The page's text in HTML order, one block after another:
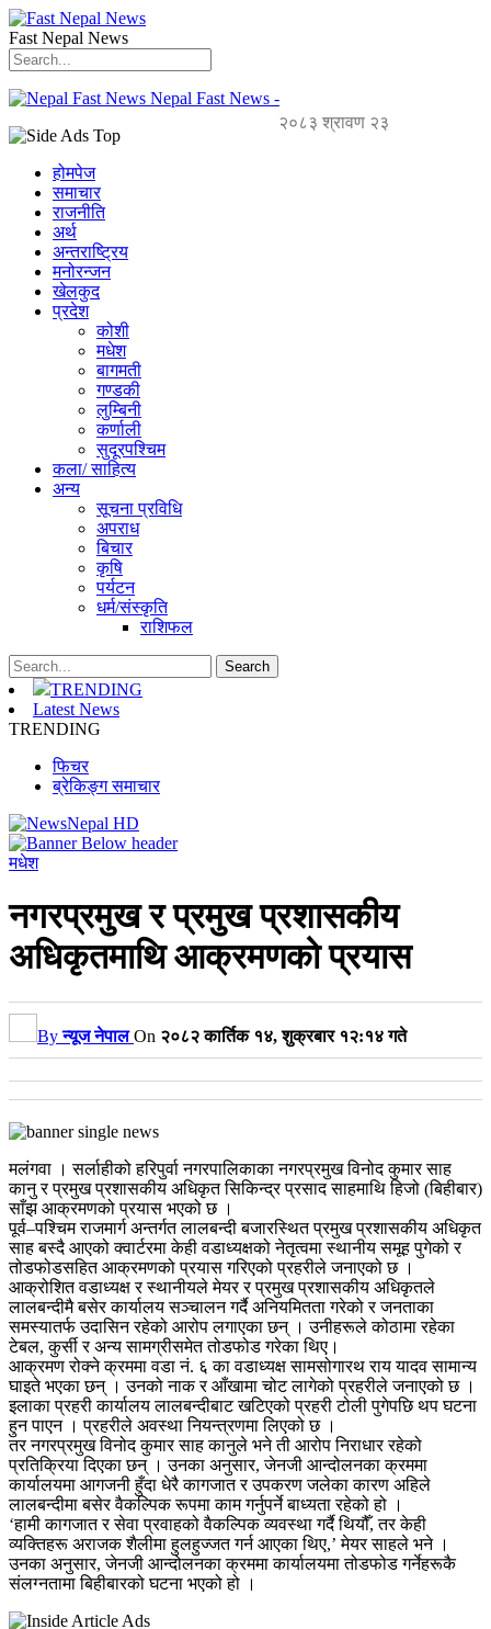
Fast Nepal News
Nepal Fast News -
२०८३ श्रावण २३
होमपेज
समाचार
राजनीति
अर्थ
अन्तराष्ट्रिय
मनोरन्जन
खेलकुद
प्रदेश
कोशी
मधेश
बागमती
गण्डकी
लुम्बिनी
कर्णाली
सुदूरपश्चिम
कला/ साहित्य
अन्य
सूचना प्रविधि
अपराध
बिचार
कृषि
पर्यटन
धर्म/संस्कृति
राशिफल
TRENDING
Latest News
TRENDING
फिचर
ब्रेकिङ्ग समाचार
मधेश
नगरप्रमुख र प्रमुख प्रशासकीय
अधिकृतमाथि आक्रमणको प्रयास
Byन्यूज नेपाल On २०८२ कार्तिक १४, शुक्रबार १२:१४ गते
मलंगवा । सर्लाहीको हरिपुर्वा नगरपालिकाका नगरप्रमुख विनोद कुमार साह
कानु र प्रमुख प्रशासकीय अधिकृत सिकिन्द्र प्रसाद साहमाथि हिजो (बिहीबार)
साँझ आक्रमणको प्रयास भएको छ ।
पूर्व–पश्चिम राजमार्ग अन्तर्गत लालबन्दी बजारस्थित प्रमुख प्रशासकीय अधिकृत
साह बस्दै आएको क्वार्टरमा केही वडाध्यक्षको नेतृत्वमा स्थानीय समूह पुगेको र
तोडफोडसहित आक्रमणको प्रयास गरिएको प्रहरीले जनाएको छ ।
आक्रोशित वडाध्यक्ष र स्थानीयले मेयर र प्रमुख प्रशासकीय अधिकृतले
लालबन्दीमै बसेर कार्यालय सञ्चालन गर्दै अनियमितता गरेको र जनताका
समस्यातर्फ उदासिन रहेको आरोप लगाएका छन् । उनीहरूले कोठामा रहेका
टेबल, कुर्सी र अन्य सामग्रीसमेत तोडफोड गरेका थिए।
आक्रमण रोक्ने क्रममा वडा नं. ६ का वडाध्यक्ष सामसोगारथ राय यादव सामान्य
घाइते भएका छन् । उनको नाक र आँखामा चोट लागेको प्रहरीले जनाएको छ ।
इलाका प्रहरी कार्यालय लालबन्दीबाट खटिएको प्रहरी टोली पुगेपछि थप घटना
हुन पाएन । प्रहरीले अवस्था नियन्त्रणमा लिएको छ ।
तर नगरप्रमुख विनोद कुमार साह कानुले भने ती आरोप निराधार रहेको
प्रतिक्रिया दिएका छन् । उनका अनुसार, जेनजी आन्दोलनका क्रममा
कार्यालयमा आगजनी हुँदा धेरै कागजात र उपकरण जलेका कारण अहिले
लालबन्दीमा बसेर वैकल्पिक रूपमा काम गर्नुपर्ने बाध्यता रहेको हो ।
‘हामी कागजात र सेवा प्रवाहको वैकल्पिक व्यवस्था गर्दै थियौँ, तर केही
व्यक्तिहरू अराजक शैलीमा हुलहुज्जत गर्न आएका थिए,’ मेयर साहले भने ।
उनका अनुसार, जेनजी आन्दोलनका क्रममा कार्यालयमा तोडफोड गर्नेहरूकै
संलग्नतामा बिहीबारको घटना भएको हो ।